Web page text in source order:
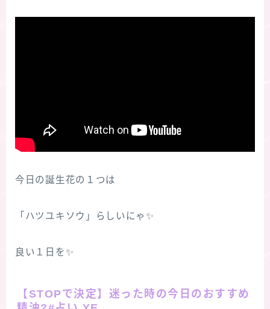
今日の誕生花の１つは
「ハツユキソウ」らしいにゃ✨
良い１日を✨
【STOPで決定】迷った時の今日のおすすめ